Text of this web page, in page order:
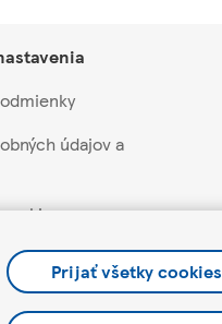
Prijať všetky cookies
údajov a
a akcií